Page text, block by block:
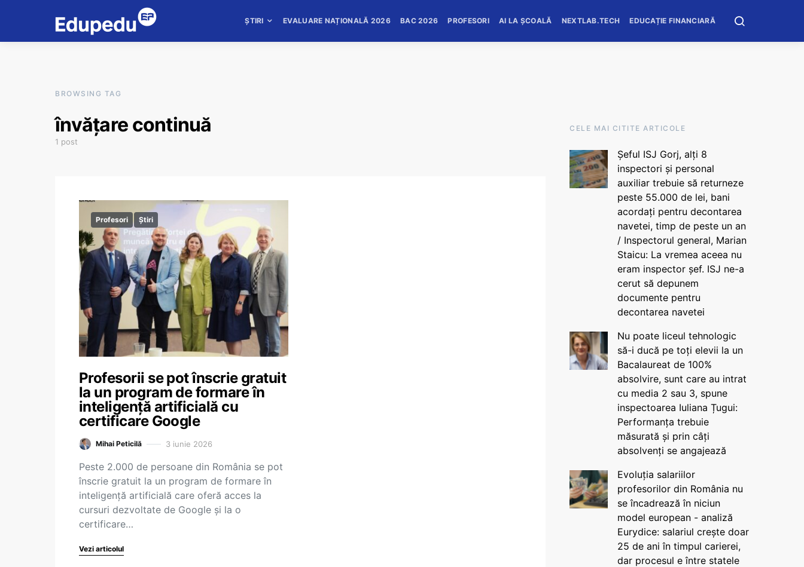
ȘTIRI EVALUARE NAȚIONALĂ 2026 BAC 2026 PROFESORI AI LA ȘCOALĂ NEXTLAB.TECH EDUCAȚIE FINANCIARĂ
BROWSING TAG
învățare continuă
1 post
Profesori Știri
Profesorii se pot înscrie gratuit
la un program de formare în
inteligență artificială cu
certificare Google
Mihai Peticilă 3 iunie 2026
Peste 2.000 de persoane din România se pot
înscrie gratuit la un program de formare în
inteligență artificială care oferă acces la
cursuri dezvoltate de Google și la o
certificare…
Vezi articolul
CELE MAI CITITE ARTICOLE
Șeful ISJ Gorj, alți 8
inspectori și personal
auxiliar trebuie să returneze
peste 55.000 de lei, bani
acordați pentru decontarea
navetei, timp de peste un an
/ Inspectorul general, Marian
Staicu: La vremea aceea nu
eram inspector șef. ISJ ne-a
cerut să depunem
documente pentru
decontarea navetei
Nu poate liceul tehnologic
să-i ducă pe toți elevii la un
Bacalaureat de 100%
absolvire, sunt care au intrat
cu media 2 sau 3, spune
inspectoarea Iuliana Țugui:
Performanța trebuie
măsurată și prin câți
absolvenți se angajează
Evoluția salariilor
profesorilor din România nu
se încadrează în niciun
model european - analiză
Eurydice: salariul crește doar
25 de ani în timpul carierei,
dar procesul e între statele